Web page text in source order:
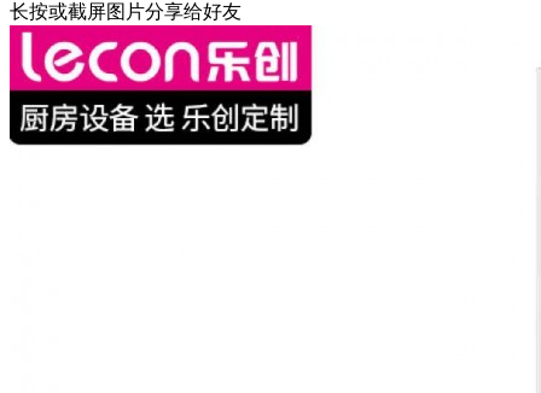
长按或截屏图片分享给好友